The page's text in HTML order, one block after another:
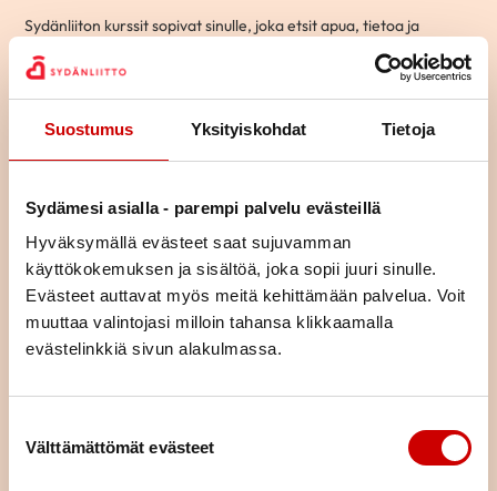
Suostumus Yksityiskohdat Tietoja
Sydämesi asialla - parempi palvelu evästeillä
Hyväksymällä evästeet saat sujuvamman
käyttökokemuksen ja sisältöä, joka sopii juuri sinulle.
Evästeet auttavat myös meitä kehittämään palvelua. Voit
muuttaa valintojasi milloin tahansa klikkaamalla
evästelinkkiä sivun alakulmassa.
Välttämättömät evästeet
Sydänliiton kurssit sopivat sinulle, joka etsit apua, tietoa ja
Ryhmämuotoisilla kursseillamme pääset tapaamaan toisia
samassa elämäntilanteessa olevia ja jakamaan kokemuksia
yhdessä tekemisen ja oppimisen kautta.
Osa kursseista on teemallisia kursseja, joissa käsitellään yhtä
Voit tulla kurssille yksin tai yhdessä puolisosi tai läheisesi kanssa.
Kurssimme ovat osallistujille maksuttomia. Voit hakeutua kaikille
kursseille asuinpaikastasi riippumatta.
KURSSIKALENTERI